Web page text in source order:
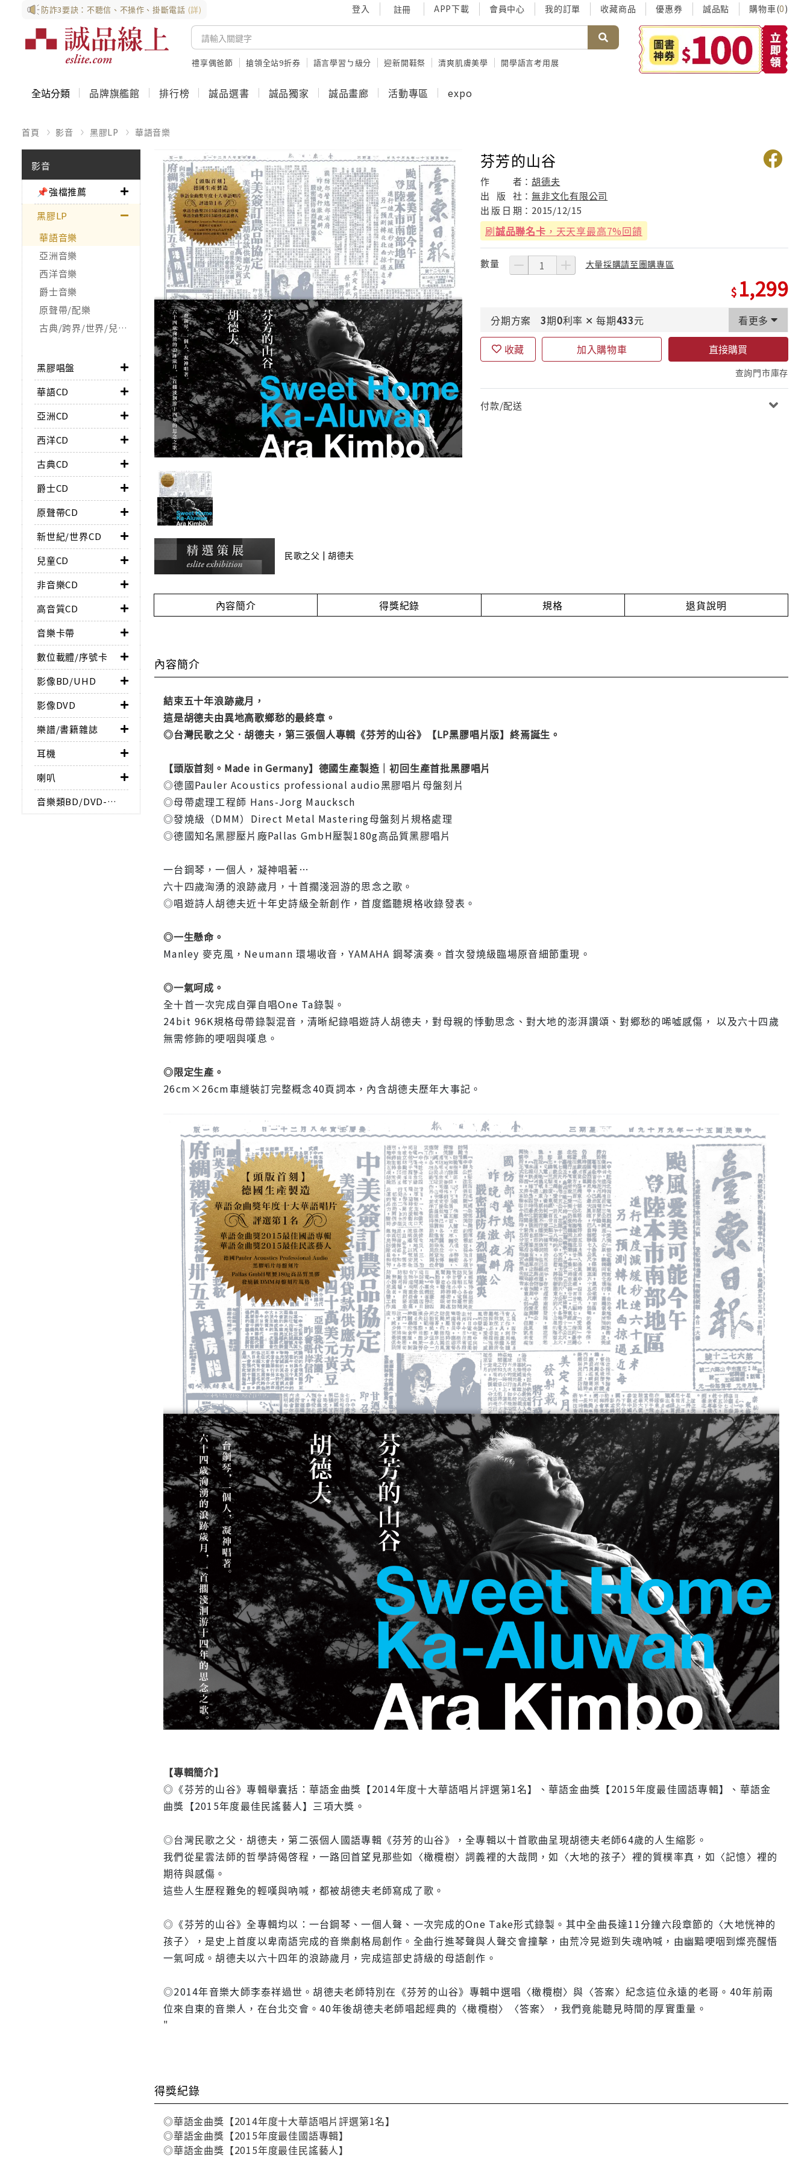
防詐3要訣：不聽信、不操作、掛斷電話 (詳) 登入 註冊 APP下載 會員中心 我的訂單 收藏商品 優惠券 誠品點 購物車(0)
禮享偶爸節 搶領全站9折券 語言學習ㄅ級分 迎新開鞋祭 清爽肌膚美學 開學語言考用展
全站分類 品牌旗艦館 排行榜 誠品選書 誠品獨家 誠品畫廊 活動專區 expo
首頁 影音 黑膠LP 華語音樂
影音
📌強檔推薦
黑膠LP
華語音樂
亞洲音樂
西洋音樂
爵士音樂
原聲帶/配樂
古典/跨界/世界/兒童/非音樂類
黑膠唱盤
華語CD
亞洲CD
西洋CD
古典CD
爵士CD
原聲帶CD
新世紀/世界CD
兒童CD
非音樂CD
高音質CD
音樂卡帶
數位載體/序號卡
影像BD/UHD
影像DVD
樂譜/書籍雜誌
耳機
喇叭
音樂類BD/DVD-AUDIO
民歌之父 | 胡德夫
芬芳的山谷
作 者：胡德夫
出
版 社：無非文化有限公司
出 版 日 期： 2015/12/15
刷誠品聯名卡 ，天天享最高7%回饋
數量 大量採購請至團購專區
1,299
分期方案 3期0利率 ✕ 每期433元 看更多
收藏 加入購物車 直接購買
查詢門市庫存
付款/配送
內容簡介 得獎紀錄 規格 退貨說明
內容簡介
結束五十年浪跡歲月，
這是胡德夫由異地高歌鄉愁的最終章。
◎台灣民歌之父．胡德夫，第三張個人專輯《芬芳的山谷》【LP黑膠唱片版】終焉誕生。
【頭版首刻。Made in Germany】德國生產製造｜初回生產首批黑膠唱片
◎德國Pauler Acoustics professional audio黑膠唱片母盤刻片
◎母帶處理工程師 Hans-Jorg Maucksch
◎發燒級（DMM）Direct Metal Mastering母盤刻片規格處理
◎德國知名黑膠壓片廠Pallas GmbH壓製180g高品質黑膠唱片
一台鋼琴，一個人，凝神唱著…
六十四歲洶湧的浪跡歲月，十首擱淺洄游的思念之歌。
◎唱遊詩人胡德夫近十年史詩級全新創作，首度鑑聽規格收錄發表。
◎一生懸命。
Manley 麥克風，Neumann 環場收音，YAMAHA 鋼琴演奏。首次發燒級臨場原音細節重現。
◎一氣呵成。
全十首一次完成自彈自唱One Ta錄製。
24bit 96K規格母帶錄製混音，清晰紀錄唱遊詩人胡德夫，對母親的悸動思念、對大地的澎湃讚頌、對郷愁的唏噓感傷， 以及六十四歲
無需修飾的哽咽與嘆息。
◎限定生產。
26cm×26cm車縫裝訂完整概念40頁詞本，內含胡德夫歷年大事記。
【專輯簡介】
◎《芬芳的山谷》專輯舉囊括：華語金曲獎【2014年度十大華語唱片評選第1名】、華語金曲獎【2015年度最佳國語專輯】、華語金
曲獎【2015年度最佳民謠藝人】三項大獎。
◎台灣民歌之父．胡德夫，第二張個人國語專輯《芬芳的山谷》，全專輯以十首歌曲呈現胡德夫老師64歲的人生縮影。
我們從星雲法師的哲學詩偈啓程，一路回首望見那些如〈橄欖樹〉詞義裡的大哉問，如〈大地的孩子〉裡的質樸率真，如〈記憶〉裡的
期待與感傷。
這些人生歷程難免的輕嘆與吶喊，都被胡德夫老師寫成了歌。
◎《芬芳的山谷》全專輯均以：一台鋼琴、一個人聲、一次完成的One Take形式錄製。其中全曲長達11分鐘六段章節的〈大地恍神的
孩子〉，是史上首度以卑南語完成的音樂劇格局創作。全曲行進琴聲與人聲交會撞擊，由荒冷晃遊到失魂吶喊，由幽黯哽咽到燦亮醒悟
一氣呵成。胡德夫以六十四年的浪跡歲月，完成這部史詩級的母語創作。
◎2014年音樂大師李泰祥過世。胡德夫老師特別在《芬芳的山谷》專輯中選唱〈橄欖樹〉與〈答案〉紀念這位永遠的老哥。40年前兩
位來自東的音樂人，在台北交會。40年後胡德夫老師唱起經典的〈橄欖樹〉〈答案〉，我們竟能聽見時間的厚實重量。
"
得獎紀錄
◎華語金曲獎【2014年度十大華語唱片評選第1名】
◎華語金曲獎【2015年度最佳國語專輯】
◎華語金曲獎【2015年度最佳民謠藝人】